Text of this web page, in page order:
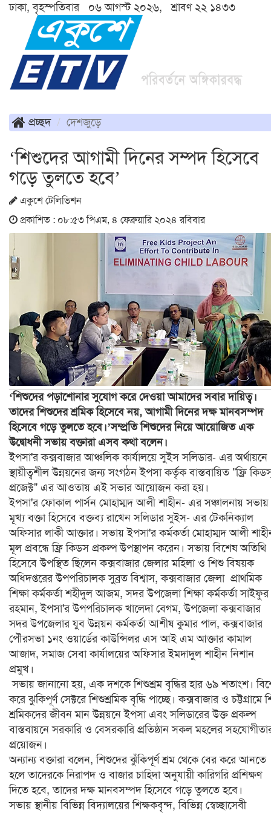
ঢাকা, বৃহস্পতিবার ০৬ আগস্ট ২০২৬, শ্রাবণ ২২ ১৪৩৩
প্রচ্ছদ দেশজুড়ে
‘শিশুদের আগামী দিনের সম্পদ হিসেবে
গড়ে তুলতে হবে’
একুশে টেলিভিশন
প্রকাশিত : ০৮:৫৩ পিএম, ৪ ফেব্রুয়ারি ২০২৪ রবিবার
‘শিশুদের পড়াশোনার সুযোগ করে দেওয়া আমাদের সবার দায়িত্ব।
তাদের শিশুদের শ্রমিক হিসেবে নয়, আগামী দিনের দক্ষ মানবসম্পদ
হিসেবে গড়ে তুলতে হবে।’সম্প্রতি শিশুদের নিয়ে আয়োজিত এক
উদ্বোধনী সভায় বক্তারা এসব কথা বলেন।
ইপসা'র কক্সবাজার আঞ্চলিক কার্যালয়ে সুইস সলিডার- এর অর্থায়নে
স্থায়ীত্বশীল উন্নয়নের জন্য সংগঠন ইপসা কর্তৃক বাস্তবায়িত "ফ্রি
প্রজেক্ট" এর আওতায় এই সভার আয়োজন করা হয়।
ইপসা'র ফোকাল পার্সন মোহাম্মদ আলী শাহীন- এর সঞ্চালনায় সভায়
মূখ্য বক্তা হিসেবে বক্তব্য রাখেন সলিডার সুইস- এর টেকনিক্যাল
অফিসার লাকী আক্তার। সভায় ইপসা'র কর্মকর্তা মোহাম্মদ আলী
মূল প্রবন্ধে ফ্রি কিডস প্রকল্প উপস্থাপন করেন। সভায় বিশেষ অতিথি
হিসেবে উপস্থিত ছিলেন কক্সবাজার জেলার মহিলা ও শিশু বিষয়ক
অধিদপ্তরের উপপরিচালক সুব্রত বিশ্বাস, কক্সবাজার জেলা প্রাথমিক
শিক্ষা কর্মকর্তা শহীদুল আজম, সদর উপজেলা শিক্ষা কর্মকর্তা সাইফুর
রহমান, ইপসা'র উপপরিচালক খালেদা বেগম, উপজেলা কক্সবাজার
সদর উপজেলার যুব উন্নয়ন কর্মকর্তা আশীষ কুমার পাল, কক্সবাজার
পৌরসভা ১নং ওয়ার্ডের কাউন্সিলর এস আই এম আক্তার কামাল
আজাদ, সমাজ সেবা কার্যালয়ের অফিসার ইমদাদুল শাহীন নিশান
প্রমুখ।
সভায় জানানো হয়, এক দশকে শিশুশ্রম বৃদ্ধির হার ৬৯ শতাংশ।
করে ঝুকিপূর্ণ সেক্টরে শিশুশ্রমিক বৃদ্ধি পাচ্ছে। কক্সবাজার ও চট্টগ্রামে
শ্রমিকদের জীবন মান উন্নয়নে ইপসা এবং সলিডারের উক্ত প্রকল্প
বাস্তবায়নে সরকারি ও বেসরকারি প্রতিষ্ঠান সকল মহলের
প্রয়োজন।
অন্যান্য বক্তারা বলেন, শিশুদের ঝুঁকিপূর্ণ শ্রম থেকে বের করে আনতে
হলে তাদেরকে নিরাপদ ও বাজার চাহিদা অনুযায়ী কারিগরি প্রশিক্ষণ
দিতে হবে, তাদের দক্ষ মানবসম্পদ হিসেবে গড়ে তুলতে হবে।
সভায় স্থানীয় বিভিন্ন বিদ্যালয়ের শিক্ষকবৃন্দ, বিভিন্ন স্বেচ্ছাসেবী